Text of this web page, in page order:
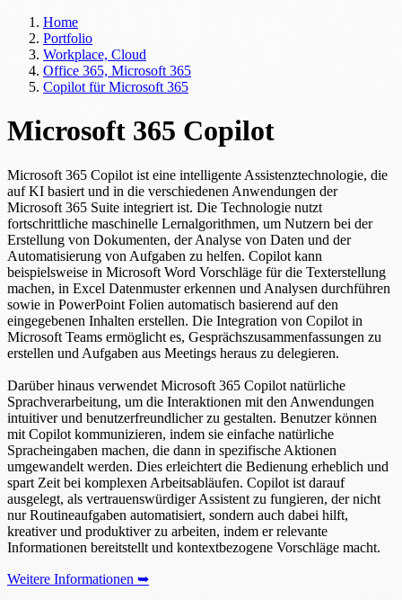
Home
Portfolio
Workplace, Cloud
Office 365, Microsoft 365
Copilot für Microsoft 365
Microsoft 365 Copilot
Microsoft 365 Copilot ist eine intelligente Assistenztechnologie, die
auf KI basiert und in die verschiedenen Anwendungen der
Microsoft 365 Suite integriert ist. Die Technologie nutzt
fortschrittliche maschinelle Lernalgorithmen, um Nutzern bei der
Erstellung von Dokumenten, der Analyse von Daten und der
Automatisierung von Aufgaben zu helfen. Copilot kann
beispielsweise in Microsoft Word Vorschläge für die Texterstellung
machen, in Excel Datenmuster erkennen und Analysen durchführen
sowie in PowerPoint Folien automatisch basierend auf den
eingegebenen Inhalten erstellen. Die Integration von Copilot in
Microsoft Teams ermöglicht es, Gesprächszusammenfassungen zu
erstellen und Aufgaben aus Meetings heraus zu delegieren.
Darüber hinaus verwendet Microsoft 365 Copilot natürliche
Sprachverarbeitung, um die Interaktionen mit den Anwendungen
intuitiver und benutzerfreundlicher zu gestalten. Benutzer können
mit Copilot kommunizieren, indem sie einfache natürliche
Spracheingaben machen, die dann in spezifische Aktionen
umgewandelt werden. Dies erleichtert die Bedienung erheblich und
spart Zeit bei komplexen Arbeitsabläufen. Copilot ist darauf
ausgelegt, als vertrauenswürdiger Assistent zu fungieren, der nicht
nur Routineaufgaben automatisiert, sondern auch dabei hilft,
kreativer und produktiver zu arbeiten, indem er relevante
Informationen bereitstellt und kontextbezogene Vorschläge macht.
Weitere Informationen ➥